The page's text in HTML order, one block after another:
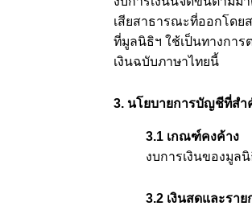
เสียสาธารณะที่ออกโดย
ที่มูลนิธิฯ ใช้เป็นทางการ
เงินฉบับภาษาไทยนี้
3. นโยบายการบัญชีที่ส
3.1 เกณฑ์คงค้าง
งบการเงินของมูล
3.2 เงินสดและราย